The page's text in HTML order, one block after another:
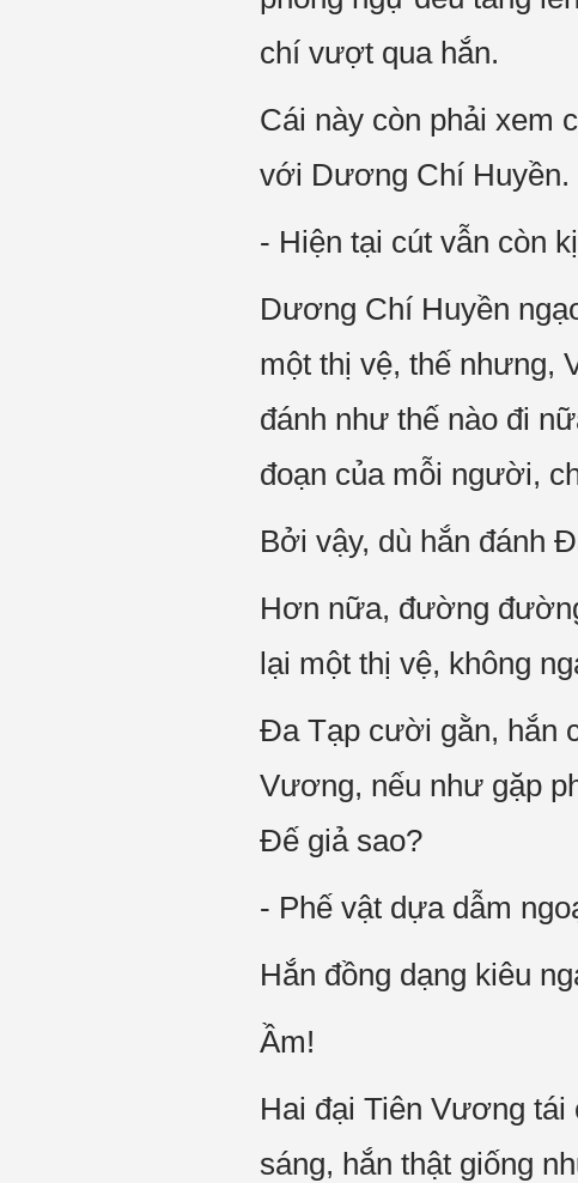
chí vượt qua hắn.
Cái này còn phải xem
với Dương Chí Huyền.
- Hiện tại cút vẫn còn
Dương Chí Huyền
một thị vệ, thế nhưng,
đánh như thế nào đi
đoạn của mỗi người,
Bởi vậy, dù hắn đánh
Hơn nữa, đường
lại một thị vệ, không
Đa Tạp cười gằn, hắn
Vương, nếu như gặp
Đế giả sao?
- Phế vật dựa dẫm
Hắn đồng dạng kiêu
Ầm!
Hai đại Tiên Vương
sáng, hắn thật giống